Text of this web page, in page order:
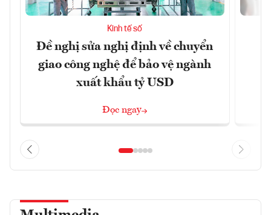
Kinh tế số
Đề nghị sửa nghị định về chuyển
giao công nghệ để bảo vệ ngành
xuất khẩu tỷ USD
Đọc ngay